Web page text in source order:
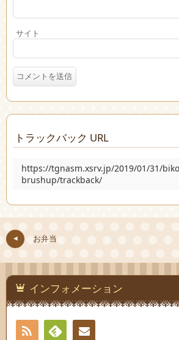
サイト
トラックバック URL
https://tgnasm.xsrv.jp/2019/01/31/
brushup/trackback/
お弁当
インフォメーション
RSS